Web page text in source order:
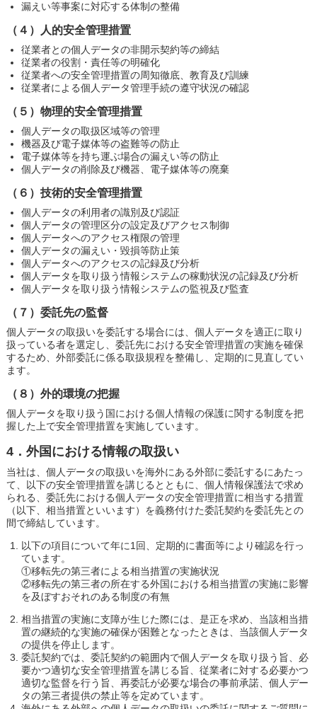
漏えい等事案に対応する体制の整備
（４）人的安全管理措置
従業者との個人データの非開示契約等の締結
従業者の役割・責任等の明確化
従業者への安全管理措置の周知徹底、教育及び訓練
従業者による個人データ管理手続の遵守状況の確認
（５）物理的安全管理措置
個人データの取扱区域等の管理
機器及び電子媒体等の盗難等の防止
電子媒体等を持ち運ぶ場合の漏えい等の防止
個人データの削除及び機器、電子媒体等の廃棄
（６）技術的安全管理措置
個人データの利用者の識別及び認証
個人データの管理区分の設定及びアクセス制御
個人データへのアクセス権限の管理
個人データの漏えい・毀損等防止策
個人データへのアクセスの記録及び分析
個人データを取り扱う情報システムの稼動状況の記録及び分析
個人データを取り扱う情報システムの監視及び監査
（７）委託先の監督
個人データの取扱いを委託する場合には、個人データを適正に取り
扱っている者を選定し、委託先における安全管理措置の実施を確保
するため、外部委託に係る取扱規程を整備し、定期的に見直してい
ます。
（８）外的環境の把握
個人データを取り扱う国における個人情報の保護に関する制度を把
握した上で安全管理措置を実施しています。
4．外国における情報の取扱い
当社は、個人データの取扱いを海外にある外部に委託するにあたっ
て、以下の安全管理措置を講じるとともに、個人情報保護法で求め
られる、委託先における個人データの安全管理措置に相当する措置
（以下、相当措置といいます）を義務付けた委託契約を委託先との
間で締結しています。
以下の項目について年に1回、定期的に書面等により確認を行っ
ています。
①移転先の第三者による相当措置の実施状況
②移転先の第三者の所在する外国における相当措置の実施に影響
を及ぼすおそれのある制度の有無
相当措置の実施に支障が生じた際には、是正を求め、当該相当措
置の継続的な実施の確保が困難となったときは、当該個人データ
の提供を停止します。
委託契約では、委託契約の範囲内で個人データを取り扱う旨、必
要かつ適切な安全管理措置を講じる旨、従業者に対する必要かつ
適切な監督を行う旨、再委託が必要な場合の事前承諾、個人デー
タの第三者提供の禁止等を定めています。